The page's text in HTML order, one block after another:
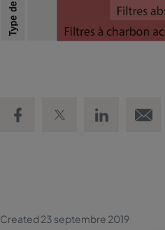
Created 23 septembre 2019